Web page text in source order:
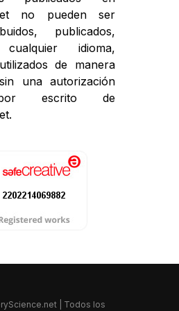
no pueden ser
publicados,
idioma,
de manera
una autorización
escrito de
| Todos los